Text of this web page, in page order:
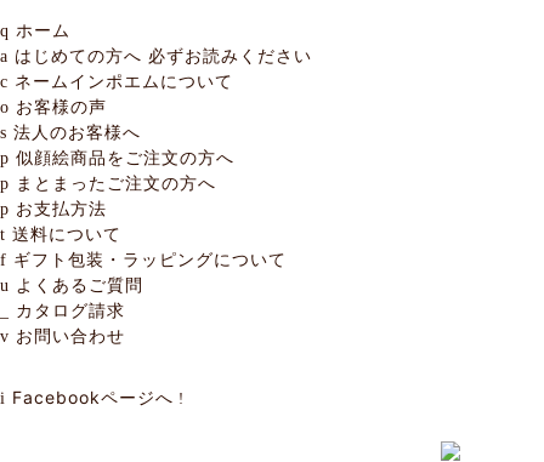
q ホーム
a はじめての方へ 必ずお読みください
c ネームインポエムについて
o お客様の声
s 法人のお客様へ
p 似顔絵商品をご注文の方へ
p まとまったご注文の方へ
p お支払方法
t 送料について
f ギフト包装・ラッピングについて
u よくあるご質問
カタログ請求
v お問い合わせ
i Facebookページへ !